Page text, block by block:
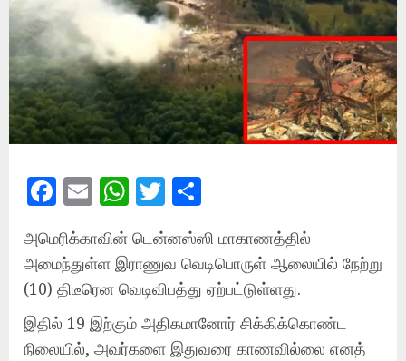
Facebook
EmailWhatsApp
Twitter
அமெரிக்காவின் டென்னஸ்ஸி மாகாணத்தில்
அமைந்துள்ள இராணுவ வெடிபொருள் ஆலையில் நேற்று
(10) திடீரென வெடிவிபத்து ஏற்பட்டுள்ளது.
இதில் 19 இற்கும் அதிகமானோர் சிக்கிக்கொண்ட
நிலையில், அவர்களை இதுவரை காணவில்லை எனத்